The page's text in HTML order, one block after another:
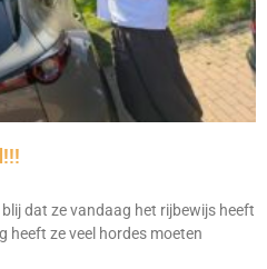
dat ze vandaag het rijbewijs heeft
heeft ze veel hordes moeten